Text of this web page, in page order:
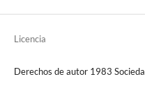
Licencia
Derechos de autor 1983